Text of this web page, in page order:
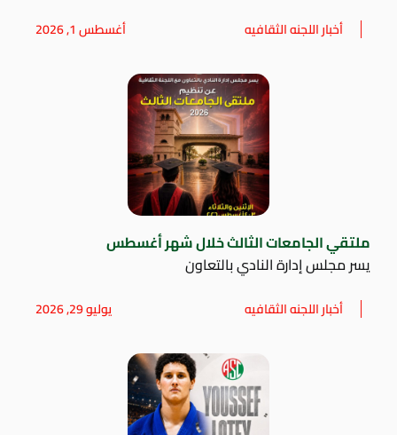
أخبار اللجنه الثقافيه أغسطس 1, 2026
ملتقي الجامعات الثالث خلال شهر أغسطس
يسر مجلس إدارة النادي بالتعاون
أخبار اللجنه الثقافيه يوليو 29, 2026